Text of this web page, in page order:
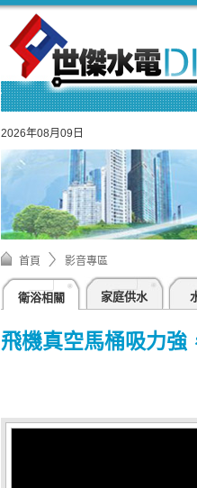
2026年08月09日
首頁 影音專區
衛浴相關 家庭供水
飛機真空馬桶吸力強